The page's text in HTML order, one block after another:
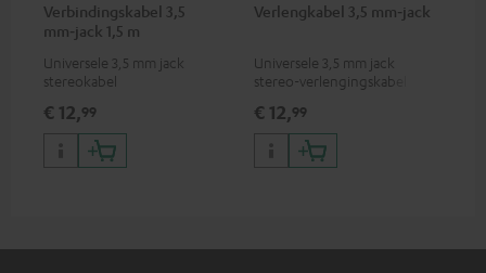
Verbindingskabel 3,5
mm‑jack 1,5 m
Universele 3,5 mm jack
stereokabel
€ 12,99
Verlengkabel 3,5 mm‑jack
Universele 3,5 mm jack
stereo-verlengingskabel
€ 12,99